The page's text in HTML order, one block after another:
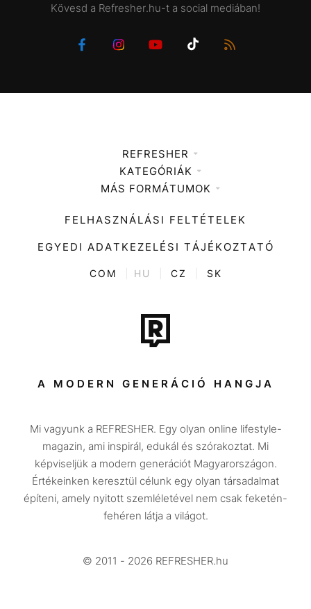
Kövesd a Refresher.hu-t a social mediában!
REFRESHER
Médiaajánlat
KATEGÓRIÁK
Zene
Divat
Kultúra
ENTR
Tech-Tudomány
Sport
Társadalom
Utazás
Életmód
Design
Beszélgetések
Videó
MÁS FORMÁTUMOK
FELHASZNÁLÁSI FELTÉTELEK
EGYEDI ADATKEZELÉSI TÁJÉKOZTATÓ
COM HU CZ SK
A MODERN GENERÁCIÓ HANGJA
Mi vagyunk a REFRESHER. Egy olyan online lifestyle-
magazin, ami inspirál, edukál és szórakoztat. Mi
képviseljük a modern generációt Magyarországon.
Értékeinken keresztül célunk egy olyan társadalmat
építeni, amely nyitott szemléletével nem csak feketén-
fehéren látja a világot.
© 2011 - 2026 REFRESHER.hu